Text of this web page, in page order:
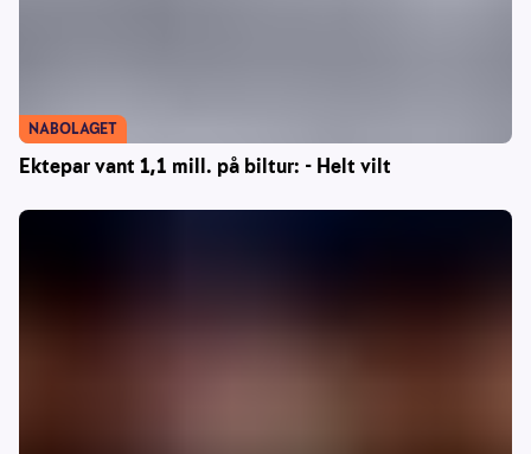
Ektepar vant 1,1 mill. på biltur: - Helt vilt
NABOLAGET